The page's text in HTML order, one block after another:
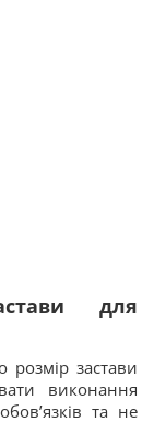
для
розмір застави
виконання
та не